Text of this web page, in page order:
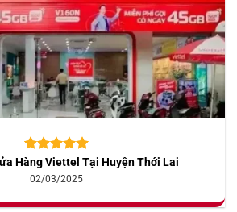
5.00trên 5
dựa trên
10
Hàng Viettel Tại Huyện Thới Lai
02/03/2025